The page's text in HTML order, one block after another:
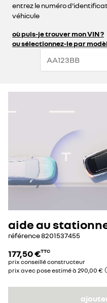
entrez le numéro
véhicule
où puis-je trouver mon VIN ?
ou sélectionnez-le par
aide au
référence8201537455
177,50 €TTC
prix conseillé constructeur
prix avec pose estimé à 290,00 €